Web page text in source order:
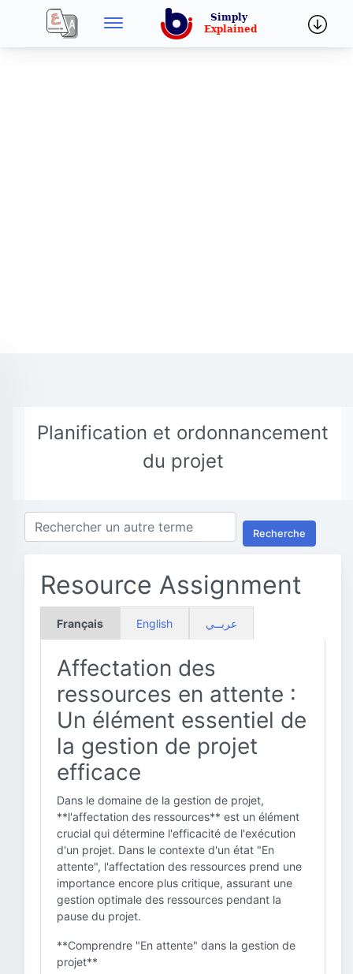
Planification et ordonnancement
du projet
Recherche
Resource Assignment
Français English عربــي
Affectation des
ressources en attente :
Un élément essentiel de
la gestion de projet
efficace
Dans le domaine de la gestion de projet,
**l'affectation des ressources** est un élément
crucial qui détermine l'efficacité de l'exécution
d'un projet. Dans le contexte d'un état "En
attente", l'affectation des ressources prend une
importance encore plus critique, assurant une
gestion optimale des ressources pendant la
pause du projet.
**Comprendre "En attente" dans la gestion de
projet**